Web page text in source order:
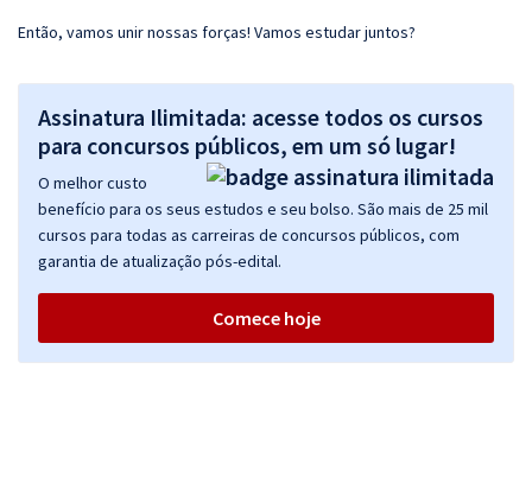
Então, vamos unir nossas forças! Vamos estudar juntos?
Assinatura Ilimitada: acesse todos os cursos
para concursos públicos, em um só lugar!
O melhor custo
benefício para os seus estudos e seu bolso. São mais de 25 mil
cursos para todas as carreiras de concursos públicos, com
garantia de atualização pós-edital.
Comece hoje